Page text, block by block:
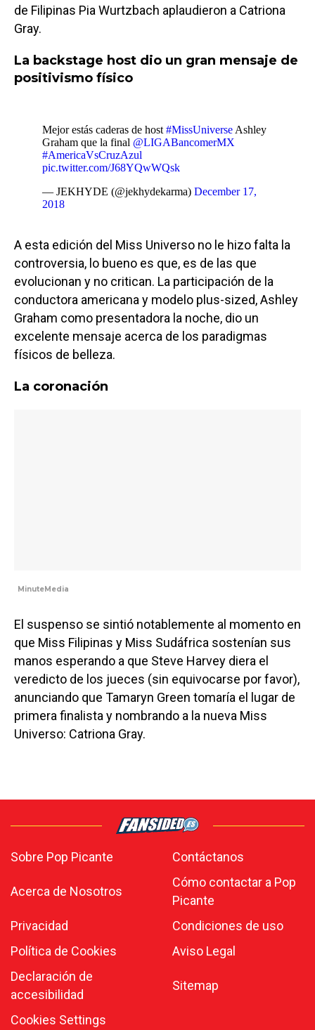
de Filipinas Pia Wurtzbach aplaudieron a Catriona
Gray.
La backstage host dio un gran mensaje de
positivismo físico
Mejor estás caderas de host #MissUniverse Ashley
Graham que la final @LIGABancomerMX
#AmericaVsCruzAzul
pic.twitter.com/J68YQwWQsk
— JEKHYDE (@jekhydekarma) December 17,
2018
A esta edición del Miss Universo no le hizo falta la
controversia, lo bueno es que, es de las que
evolucionan y no critican. La participación de la
conductora americana y modelo plus-sized, Ashley
Graham como presentadora la noche, dio un
excelente mensaje acerca de los paradigmas
físicos de belleza.
La coronación
MinuteMedia
El suspenso se sintió notablemente al momento en
que Miss Filipinas y Miss Sudáfrica sostenían sus
manos esperando a que Steve Harvey diera el
veredicto de los jueces (sin equivocarse por favor),
anunciando que Tamaryn Green tomaría el lugar de
primera finalista y nombrando a la nueva Miss
Universo: Catriona Gray.
Sobre Pop Picante Contáctanos
Acerca de Nosotros
Cómo contactar a Pop
Picante
Privacidad
Condiciones de uso
Política de Cookies
Aviso Legal
Declaración de
accesibilidad
Sitemap
Cookies Settings